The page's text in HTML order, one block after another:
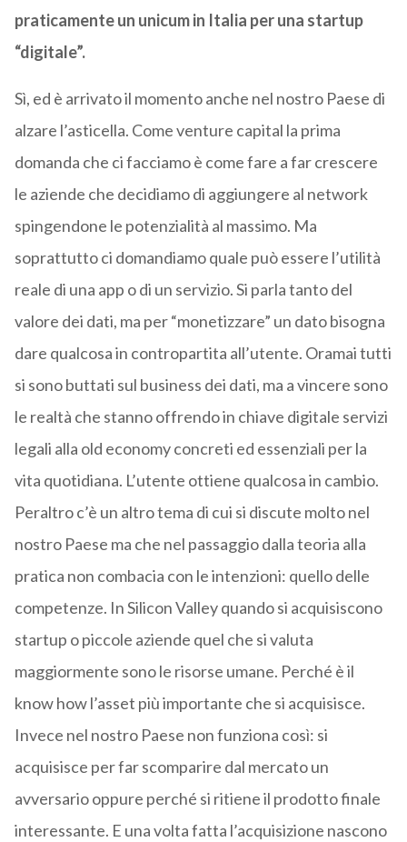
praticamente un unicum in Italia per una startup
“digitale”.
Sì, ed è arrivato il momento anche nel nostro Paese di
alzare l’asticella. Come venture capital la prima
domanda che ci facciamo è come fare a far crescere
le aziende che decidiamo di aggiungere al network
spingendone le potenzialità al massimo. Ma
soprattutto ci domandiamo quale può essere l’utilità
reale di una app o di un servizio. Si parla tanto del
valore dei dati, ma per “monetizzare” un dato bisogna
dare qualcosa in contropartita all’utente. Oramai tutti
si sono buttati sul business dei dati, ma a vincere sono
le realtà che stanno offrendo in chiave digitale servizi
legali alla old economy concreti ed essenziali per la
vita quotidiana. L’utente ottiene qualcosa in cambio.
Peraltro c’è un altro tema di cui si discute molto nel
nostro Paese ma che nel passaggio dalla teoria alla
pratica non combacia con le intenzioni: quello delle
competenze. In Silicon Valley quando si acquisiscono
startup o piccole aziende quel che si valuta
maggiormente sono le risorse umane. Perché è il
know how l’asset più importante che si acquisisce.
Invece nel nostro Paese non funziona così: si
acquisisce per far scomparire dal mercato un
avversario oppure perché si ritiene il prodotto finale
interessante. E una volta fatta l’acquisizione nascono